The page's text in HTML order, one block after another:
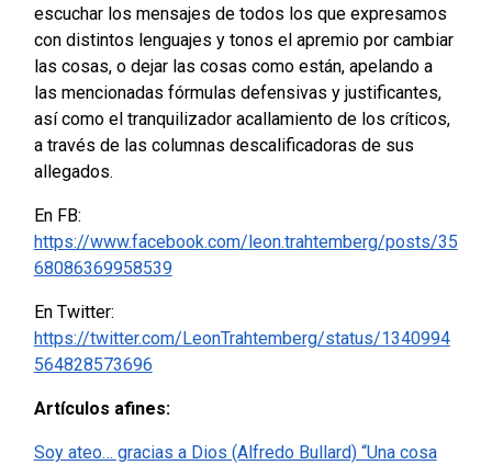
escuchar los mensajes de todos los que expresamos
con distintos lenguajes y tonos el apremio por cambiar
las cosas, o dejar las cosas como están, apelando a
las mencionadas fórmulas defensivas y justificantes,
así como el tranquilizador acallamiento de los críticos,
a través de las columnas descalificadoras de sus
allegados.
En FB:
https://www.facebook.com/leon.trahtemberg/posts/35
68086369958539
En Twitter:
https://twitter.com/LeonTrahtemberg/status/1340994
564828573696
Artículos afines:
Soy ateo… gracias a Dios (Alfredo Bullard) “Una cosa